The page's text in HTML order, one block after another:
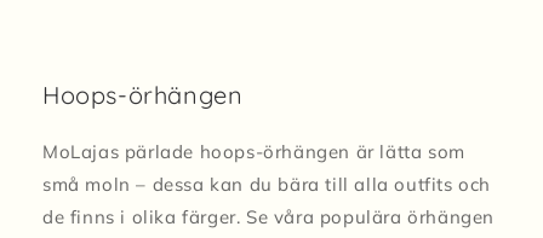
Hoops-örhängen
MoLajas pärlade hoops-örhängen är lätta som
små moln – dessa kan du bära till alla outfits och
de finns i olika färger. Se våra populära örhängen